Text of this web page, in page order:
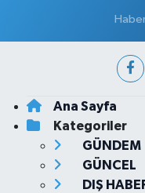
Haber
Ana Sayfa
Kategoriler
GÜNDEM
GÜNCEL
DIŞ